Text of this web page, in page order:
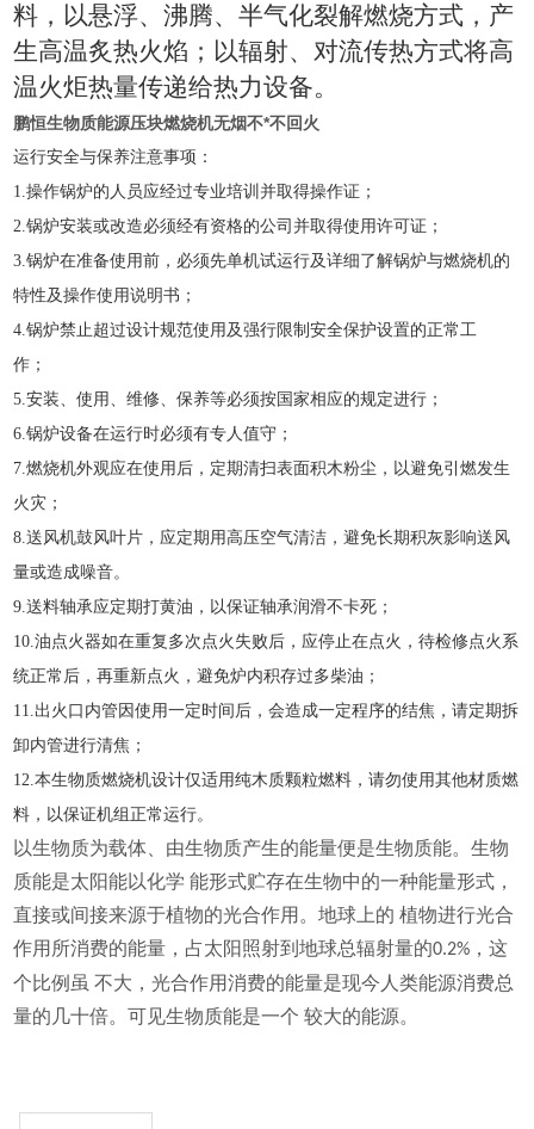
料，以悬浮、沸腾、半气化裂解燃烧方式，产
生高温炙热火焰；以辐射、对流传热方式将高
温火炬热量传递给热力设备。
鹏恒生物质能源压块燃烧机无烟不*不回火
运行安全与保养注意事项：
1.操作锅炉的人员应经过专业培训并取得操作证；
2.锅炉安装或改造必须经有资格的公司并取得使用许可证；
3.锅炉在准备使用前，必须先单机试运行及详细了解锅炉与燃烧机的
特性及操作使用说明书；
4.锅炉禁止超过设计规范使用及强行限制安全保护设置的正常工
作；
5.安装、使用、维修、保养等必须按国家相应的规定进行；
6.锅炉设备在运行时必须有专人值守；
7.燃烧机外观应在使用后，定期清扫表面积木粉尘，以避免引燃发生
火灾；
8.送风机鼓风叶片，应定期用高压空气清洁，避免长期积灰影响送风
量或造成噪音。
9.送料轴承应定期打黄油，以保证轴承润滑不卡死；
10.油点火器如在重复多次点火失败后，应停止在点火，待检修点火系
统正常后，再重新点火，避免炉内积存过多柴油；
11.出火口内管因使用一定时间后，会造成一定程序的结焦，请定期拆
卸内管进行清焦；
12.本生物质燃烧机设计仅适用纯木质颗粒燃料，请勿使用其他材质燃
料，以保证机组正常运行。
以生物质为载体、由生物质产生的能量便是生物质能。生物
质能是太阳能以化学 能形式贮存在生物中的一种能量形式，
直接或间接来源于植物的光合作用。地球上的 植物进行光合
作用所消费的能量，占太阳照射到地球总辐射量的0.2% ，这
个比例虽 不大，光合作用消费的能量是现今人类能源消费总
量的几十倍。可见生物质能是一个 较大的能源。